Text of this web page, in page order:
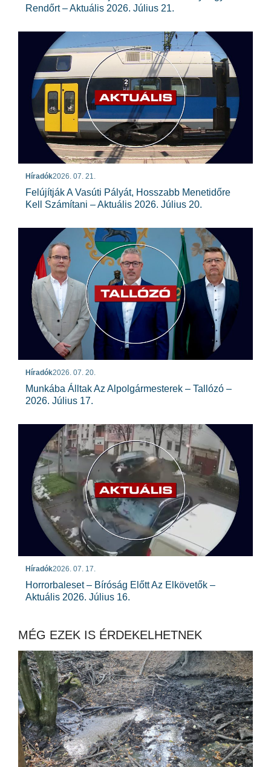
Rendőrt – Aktuális 2026. Július 21.
Híradók2026. 07. 21.
Felújítják A Vasúti Pályát, Hosszabb Menetidőre
Kell Számítani – Aktuális 2026. Július 20.
Híradók2026. 07. 20.
Munkába Álltak Az Alpolgármesterek – Tallózó –
2026. Július 17.
Híradók2026. 07. 17.
Horrorbaleset – Bíróság Előtt Az Elkövetők –
Aktuális 2026. Július 16.
MÉG EZEK IS ÉRDEKELHETNEK